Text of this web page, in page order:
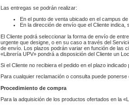
Las entregas se podrán realizar:
En el punto de venta ubicado en el campus
En la dirección de envío que el Cliente
El Cliente podrá seleccionar la forma de envío de
urgente que designe, o en su caso a través del
de envío. Los plazos podrán variar en función de las
«Librería UPV» pondrá a disposición del Cliente un
Si el Cliente no recibiera el pedido en el plazo
Para cualquier reclamación o consulta puede
Procedimiento de compra
Para la adquisición de los productos ofertados en la